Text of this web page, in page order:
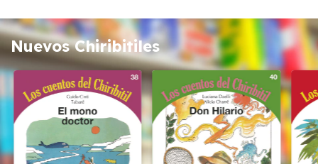
Nuevos Chiribitiles